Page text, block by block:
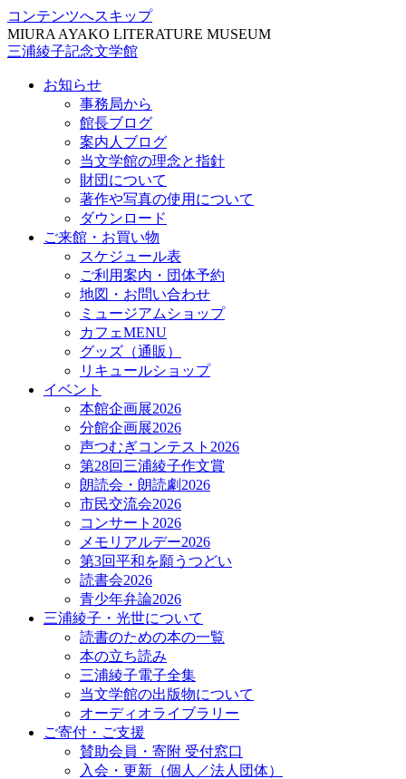
コンテンツへスキップ
MIURA AYAKO LITERATURE MUSEUM
三浦綾子記念文学館
お知らせ
事務局から
館長ブログ
案内人ブログ
当文学館の理念と指針
財団について
著作や写真の使用について
ダウンロード
ご来館・お買い物
スケジュール表
ご利用案内・団体予約
地図・お問い合わせ
ミュージアムショップ
カフェMENU
グッズ（通販）
リキュールショップ
イベント
本館企画展2026
分館企画展2026
声つむぎコンテスト2026
第28回三浦綾子作文賞
朗読会・朗読劇2026
市民交流会2026
コンサート2026
メモリアルデー2026
第3回平和を願うつどい
読書会2026
青少年弁論2026
三浦綾子・光世について
読書のための本の一覧
本の立ち読み
三浦綾子電子全集
当文学館の出版物について
オーディオライブラリー
ご寄付・ご支援
賛助会員・寄附 受付窓口
入会・更新（個人／法人団体）